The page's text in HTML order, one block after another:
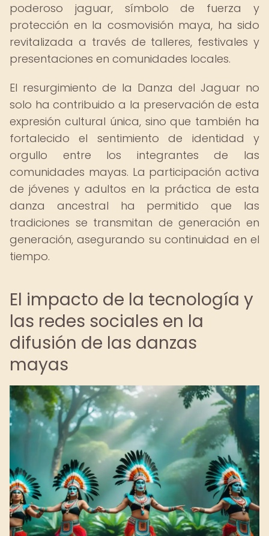
poderoso jaguar, símbolo de fuerza y
protección en la cosmovisión maya, ha sido
revitalizada a través de talleres, festivales y
presentaciones en comunidades locales.
El resurgimiento de la Danza del Jaguar no
solo ha contribuido a la preservación de esta
expresión cultural única, sino que también ha
fortalecido el sentimiento de identidad y
orgullo entre los integrantes de las
comunidades mayas. La participación activa
de jóvenes y adultos en la práctica de esta
danza ancestral ha permitido que las
tradiciones se transmitan de generación en
generación, asegurando su continuidad en el
tiempo.
El impacto de la tecnología y
las redes sociales en la
difusión de las danzas
mayas